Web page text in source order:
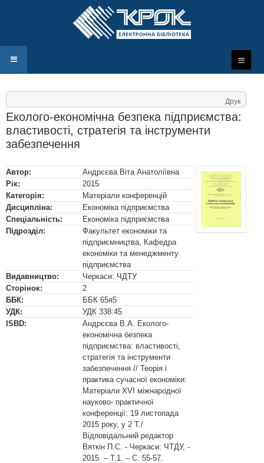
Друк
Еколого-економічна безпека підприємства:
властивості, стратегія та інструменти
забезпечення
Автор:
Андрєєва Віта Анатоліївна
Рік:
2015
Категорія:
Матеріали конференцій
Дисципліна:
Економіка підприємства
Спеціальність:
Економіка підприємства
Підрозділ:
Факультет економіки та
підприємництва, Кафедра
економіки та менеджменту
підприємства
Видавництво:
Черкаси: ЧДТУ
Сторінок:
2
ББК:
ББК 65я5
УДК:
УДК 338:45
ISBD:
Андрєєва В.А. Еколого-
економічна безпека
підприємства: властивості,
стратегія та інструменти
забезпечення // Теорія і
практика сучасної економіки:
Матеріали XVI міжнародної
науково- практичної
конференції: 19 листопада
2015 року, у 2 Т./
Відповідальний редактор
Вяткін П.С. - Черкаси: ЧТДУ, -
2015. – Т.1. – С. 55-57.